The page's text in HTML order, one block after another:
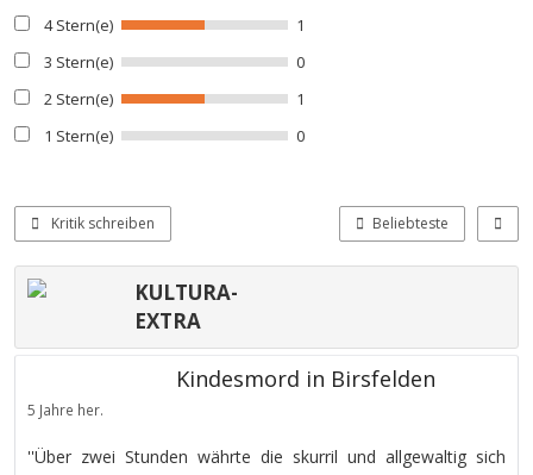
4 Stern(e)
1
3 Stern(e)
0
2 Stern(e)
1
1 Stern(e)
0
Kritik schreiben Beliebteste
KULTURA-
EXTRA
Kindesmord in Birsfelden
5 Jahre her.
''Über zwei Stunden währte die skurril und allgewaltig sich